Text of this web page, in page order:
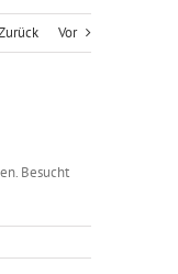
Vor
Besucht